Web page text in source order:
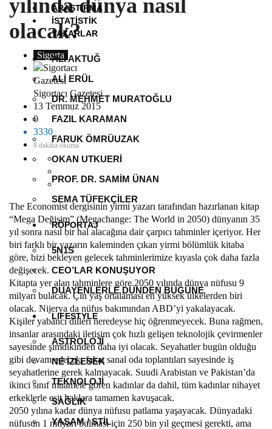
ARAŞTIRMA
İSTATISTIK
YAZARLAR
ALI AKTUĞ
ALI ERÜL
DR. MEHMET MURATOĞLU
FAZIL KARAMAN
FARUK ÖMRÜUZAK
OKAN UTKUERI
PROF. DR. SAMIM ÜNAN
SEMA TÜFEKÇILER
RÖPORTAJ
5N1S
CEO’LAR KONUŞUYOR
DUAYENLERLE DÜNDEN BUGÜNE
LIFESTYLE
ASTROLOJI
NE İZLESEK
TEKNOLOJI
SAĞLIK
YAŞAM / STIL
yılında dünya nasıl
olacak?
Sigorta
Sigortacı Gazetesi
13 Temmuz 2015
0
3330
8 dakika okuma
The Economist dergisinin yirmi yazarı tarafından hazırlanan kitap
“Mega Değişim” (Megachange: The World in 2050) dünyanın 35
yıl sonra nasıl bir hal alacağına dair çarpıcı tahminler içeriyor. Her
biri farklı bir yazarın kaleminden çıkan yirmi bölümlük kitaba
göre, bizi bekleyen gelecek tahminlerimize kıyasla çok daha fazla
değişecek.
Kitapta yer alan tahminlere göre 2050 yılında dünya nüfusu 9
milyarı bulacak. Çin yaş ortalaması en yüksek ülkelerden biri
olacak. Nijerya da nüfus bakımından ABD’yi yakalayacak.
Kişiler yabancı dilleri neredeyse hiç öğrenmeyecek. Buna rağmen,
insanlar arasındaki iletişim çok hızlı gelişen teknolojik çevirmenler
sayesinde şimdikinden daha iyi olacak. Seyahatler bugün olduğu
gibi devam edecek, fakat sanal oda toplantıları sayesinde iş
seyahatlerine gerek kalmayacak. Suudi Arabistan ve Pakistan’da
ikinci sınıf muamele gören kadınlar da dahil, tüm kadınlar nihayet
erkeklerle eşit haklara tamamen kavuşacak.
2050 yılına kadar dünya nüfusu patlama yaşayacak. Dünyadaki
nüfusun 1 milyarı bulması için 250 bin yıl geçmesi gerekti, ama